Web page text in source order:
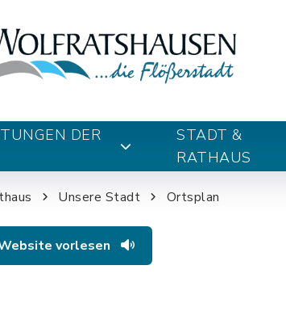
DER
STADT &
RATHAUS
Unsere Stadt Ortsplan
vorlesen